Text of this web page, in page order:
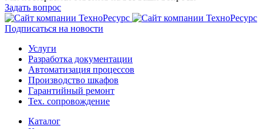
Задать вопрос
Подписаться на новости
Услуги
Разработка документации
Автоматизация процессов
Производство шкафов
Гарантийный ремонт
Тех. сопровождение
Каталог